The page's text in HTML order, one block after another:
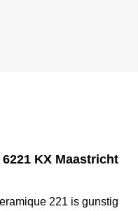
KX Maastricht
221 is gunstig